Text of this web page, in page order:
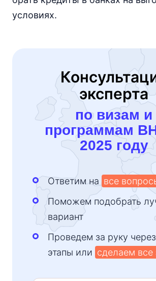
условиях.
эксперта
по визам и
программам
2025 году
Ответим на все
Поможем подобрать
вариант
Проведем за руку
этапы или сделаем все